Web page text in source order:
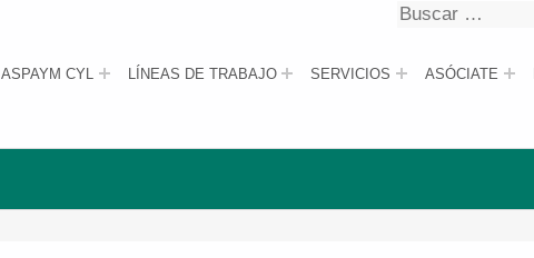
ASPAYM CYL LÍNEAS DE TRABAJO SERVICIOS ASÓCIATE
Buscar